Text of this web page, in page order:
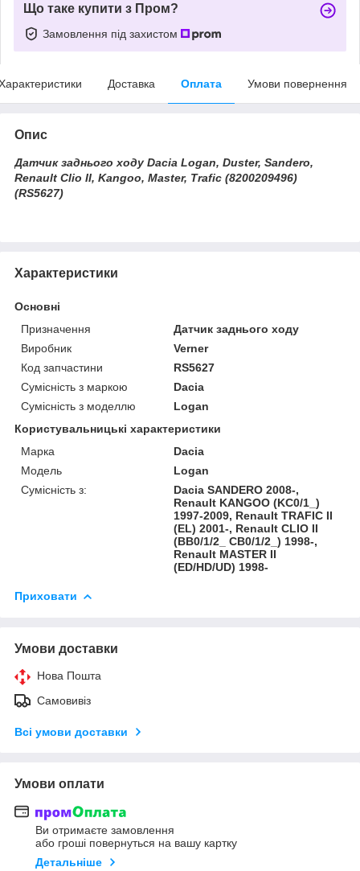
Що таке купити з Пром?
Замовлення під захистом
Доставка Оплата Умови повернення
Опис
Датчик заднього ходу Dacia Logan, Duster, Sandero,
Renault Clio II, Kangoo, Master, Trafic (8200209496)
(RS5627)
Характеристики
Основні
Призначення
Датчик заднього ходу
Виробник
Verner
Код запчастини
RS5627
Сумісність з маркою
Dacia
Сумісність з моделлю
Logan
Користувальницькі характеристики
Марка
Dacia
Модель
Logan
Сумісність з:
Dacia SANDERO 2008-,
Renault KANGOO (KC0/1_)
1997-2009, Renault TRAFIC II
(EL) 2001-, Renault CLIO II
(BB0/1/2_ CB0/1/2_) 1998-,
Renault MASTER II
(ED/HD/UD) 1998-
Приховати
Умови доставки
Нова Пошта
Самовивіз
Всі умови доставки
Умови оплати
Ви отримаєте замовлення
або гроші повернуться на вашу картку
Детальніше